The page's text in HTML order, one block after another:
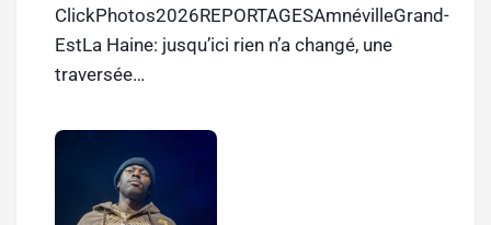
ClickPhotos2026REPORTAGESAmnévilleGrand-
EstLa Haine: jusqu’ici rien n’a changé, une
traversée…